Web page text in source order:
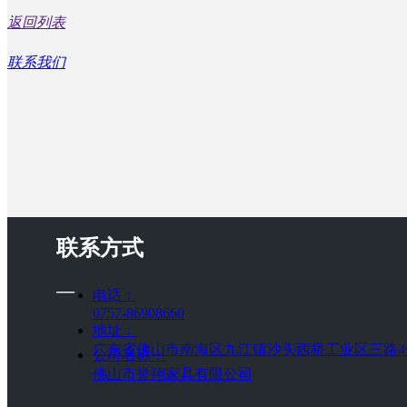
返回列表
联系我们
联系方式
—
电话：
0757-86908660
地址：
广东省佛山市南海区九江镇沙头西桥工业区三路
公司名称：
佛山市誉翔家具有限公司